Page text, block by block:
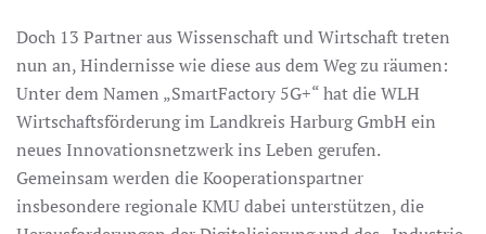
Doch 13 Partner aus Wissenschaft und Wirtschaft treten
nun an, Hindernisse wie diese aus dem Weg zu räumen:
Unter dem Namen „SmartFactory 5G+“ hat die WLH
Wirtschaftsförderung im Landkreis Harburg GmbH ein
neues Innovationsnetzwerk ins Leben gerufen.
Gemeinsam werden die Kooperationspartner
insbesondere regionale KMU dabei unterstützen, die